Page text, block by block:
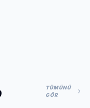
TÜMÜNÜ
GÖR